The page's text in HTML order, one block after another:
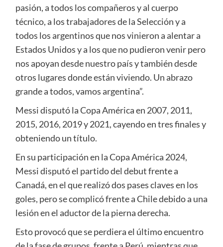
pasión, a todos los compañeros y al cuerpo
técnico, a los trabajadores de la Selección y a
todos los argentinos que nos vinieron a alentar a
Estados Unidos y a los que no pudieron venir pero
nos apoyan desde nuestro país y también desde
otros lugares donde están viviendo. Un abrazo
grande a todos, vamos argentina”.
Messi disputó la Copa América en 2007, 2011,
2015, 2016, 2019 y 2021, cayendo en tres finales y
obteniendo un título.
En su participación en la Copa América 2024,
Messi disputó el partido del debut frente a
Canadá, en el que realizó dos pases claves en los
goles, pero se complicó frente a Chile debido a una
lesión en el aductor de la pierna derecha.
Esto provocó que se perdiera el último encuentro